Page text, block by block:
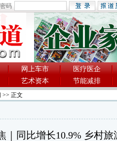
密码
网上车市 医疗医企
艺术资本 节能减排
>> 正文
｜同比增长10.9% 乡村